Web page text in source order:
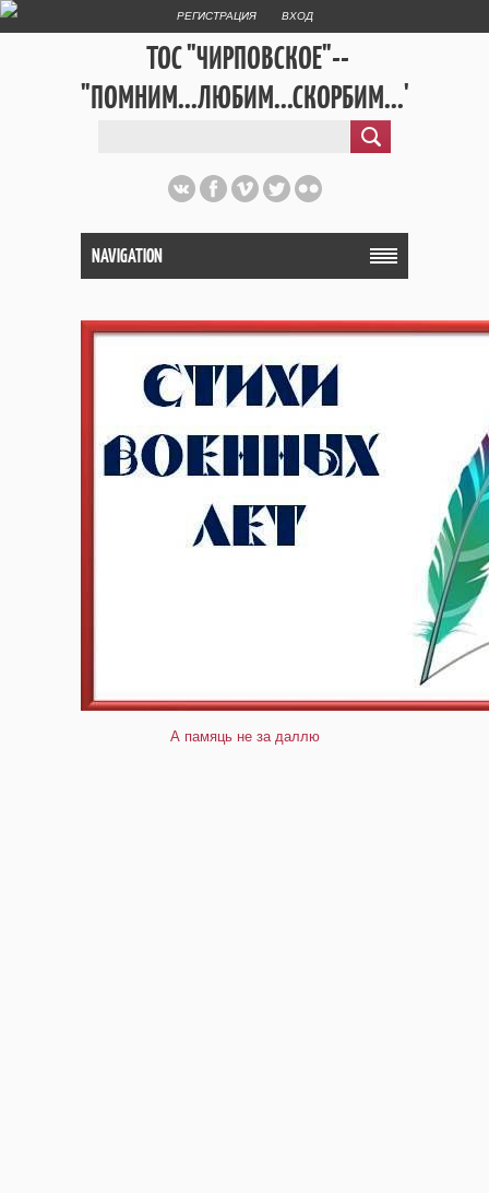
РЕГИСТРАЦИЯ ВХОД
ТОС "ЧИРПОВСКОЕ"--
"ПОМНИМ...ЛЮБИМ...СКОРБИМ..."
NAVIGATION
А памяць не за даллю